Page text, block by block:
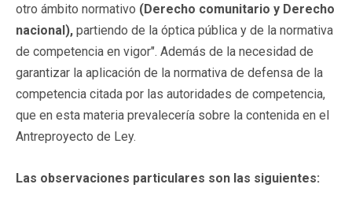
otro ámbito normativo (Derecho comunitario y Derecho
nacional), partiendo de la óptica pública y de la normativa
de competencia en vigor". Además de la necesidad de
garantizar la aplicación de la normativa de defensa de la
competencia citada por las autoridades de competencia,
que en esta materia prevalecería sobre la contenida en el
Antreproyecto de Ley.
Las observaciones particulares son las siguientes: